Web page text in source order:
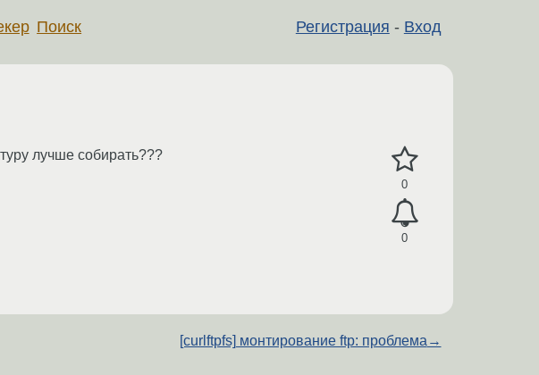
Регистрация - Вход
Поиск
0
0
лучше собирать???
[curlftpfs] монтирование ftp: проблема →